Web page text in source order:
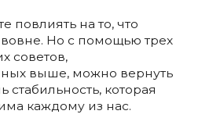
повлиять на то, что
Но с помощью трех
советов,
выше, можно вернуть
стабильность, которая
каждому из нас.